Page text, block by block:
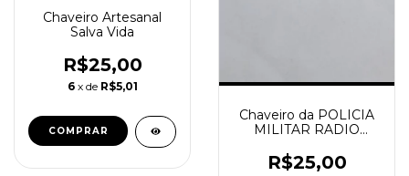
Chaveiro Artesanal
Salva Vida
R$25,00
6 x de R$5,01
Chaveiro da POLICIA
MILITAR RADIO
R$25,00